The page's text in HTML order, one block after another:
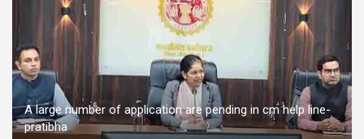
A large number of application are pending in cm help line-
pratibha